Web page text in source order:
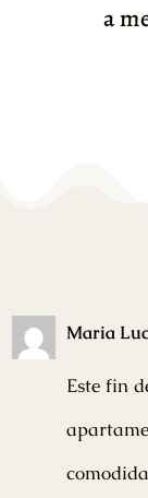
a
Maria
Este fin